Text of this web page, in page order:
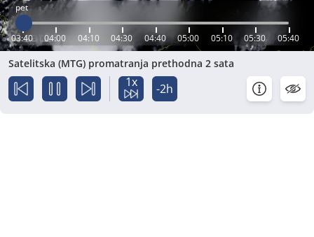
pet
03:40 04:00 04:10 04:30 04:40 05:00 05:10 05:30 05:40
Satelitska (MTG) promatranja prethodna 2 sata
1x -2h